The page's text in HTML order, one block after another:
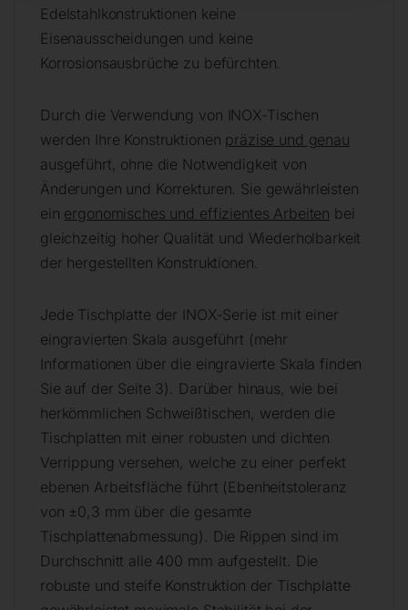
Edelstahlkonstruktionen keine
Eisenausscheidungen und keine
Korrosionsausbrüche zu befürchten.
Durch die Verwendung von INOX-Tischen
werden Ihre Konstruktionen präzise und genau
ausgeführt, ohne die Notwendigkeit von
Änderungen und Korrekturen. Sie gewährleisten
ein ergonomisches und effizientes Arbeiten bei
gleichzeitig hoher Qualität und Wiederholbarkeit
der hergestellten Konstruktionen.
Jede Tischplatte der INOX-Serie ist mit einer
eingravierten Skala ausgeführt (mehr
Informationen über die eingravierte Skala finden
Sie auf der Seite 3). Darüber hinaus, wie bei
herkömmlichen Schweißtischen, werden die
Tischplatten mit einer robusten und dichten
Verrippung versehen, welche zu einer perfekt
ebenen Arbeitsfläche führt (Ebenheitstoleranz
von ±0,3 mm über die gesamte
Tischplattenabmessung). Die Rippen sind im
Durchschnitt alle 400 mm aufgestellt. Die
robuste und steife Konstruktion der Tischplatte